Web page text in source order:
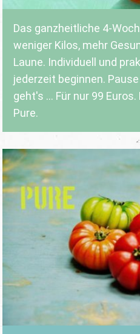
Das ganzheitliche 4-
weniger Kilos, mehr
Laune. Individuell und
jederzeit beginnen.
geht's ... Für nur 99
Pure.